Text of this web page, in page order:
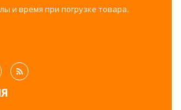
и время при погрузке товара.